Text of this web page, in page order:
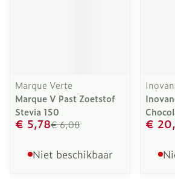
Marque Verte
Marque V Past Zoetstof
Stevia 150
€ 6,08
€ 5,78
Niet beschikbaar
€